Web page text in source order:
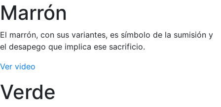
Marrón
El marrón, con sus variantes, es símbolo de la sumisión y
el desapego que implica ese sacrificio.
Ver video
Verde